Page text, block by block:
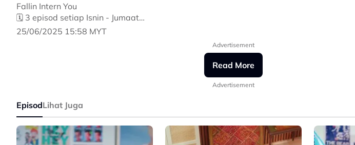
Fallin Intern You
🗓️ 3 episod setiap Isnin - Jumaat
📺 gempak.com, YouTube, TikTok, Facebook & Instagram Astro Gempak
25/06/2025 15:58 MYT
Advertisement
Read More
Advertisement
EpisodLihat Juga